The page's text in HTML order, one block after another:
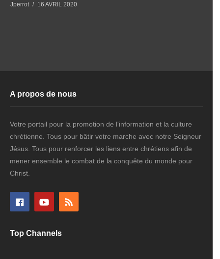
Jperrot 16 AVRIL 2020
A propos de nous
Votre portail pour la promotion de l'information et la culture
chrétienne. Tous pour bâtir votre marche avec notre Seigneur
Jésus. Tous pour renforcer les liens entre chrétiens afin de
mener ensemble le combat de la conquête du monde pour
Christ.
Top Channels